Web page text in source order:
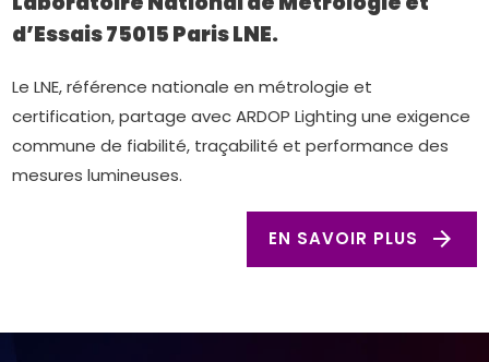
d’Essais 75015 Paris LNE.
Le LNE, référence nationale en métrologie et
certification, partage avec ARDOP Lighting une exigence
commune de fiabilité, traçabilité et performance des
mesures lumineuses.
EN SAVOIR PLUS arrow_forward